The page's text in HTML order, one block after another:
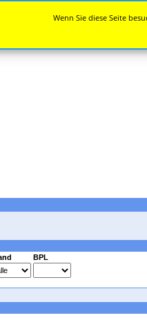
BPL
Wenn Sie diese Seite